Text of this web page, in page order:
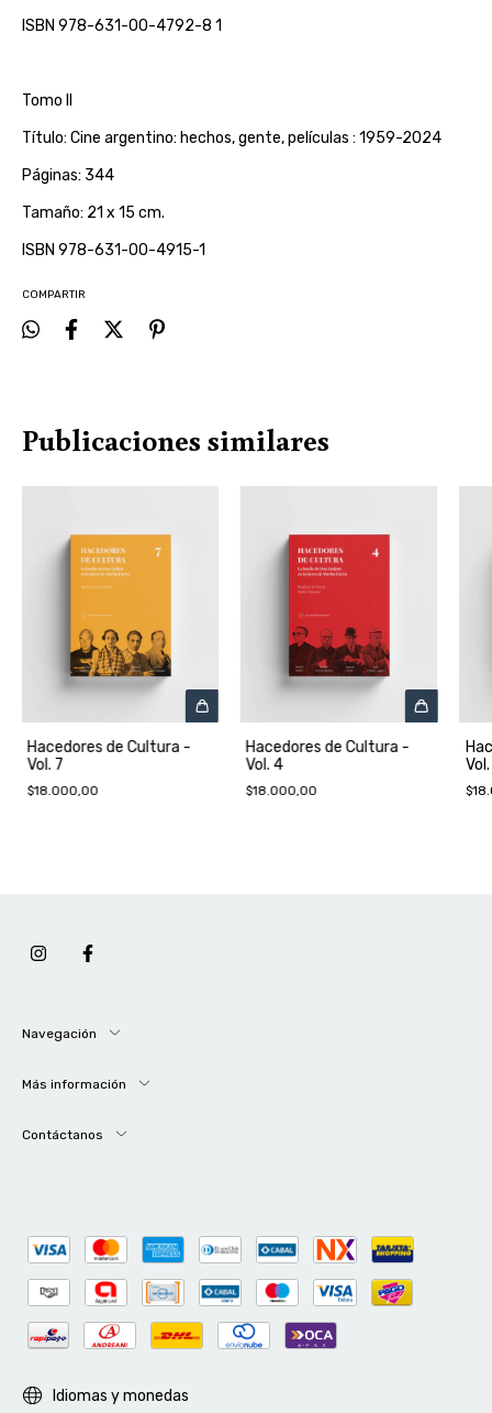
ISBN 978-631-00-4792-8 1
Tomo II
Título: Cine argentino: hechos, gente, películas : 1959-2024
Páginas: 344
Tamaño: 21 x 15 cm.
ISBN 978-631-00-4915-1
COMPARTIR
Publicaciones similares
Hacedores de Cultura -
Vol. 7
$18.000,00
Hacedores de Cultura -
Vol. 4
$18.000,00
Navegación
Más información
Contáctanos
Idiomas y monedas